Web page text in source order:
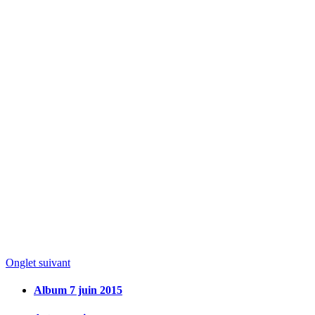
Onglet suivant
Album 7 juin 2015